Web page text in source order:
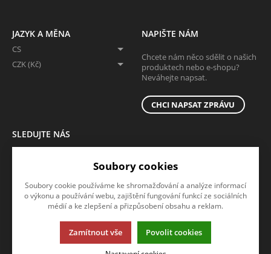
JAZYK A MĚNA
CS
CZK (Kč)
NAPIŠTE NÁM
Chcete nám něco sdělit o našich
produktech nebo e-shopu?
Neváhejte napsat.
CHCI NAPSAT ZPRÁVU
SLEDUJTE NÁS
Tato stránka používá soubory cookies. Klikněte pro více informací.
Soubory cookies
Soubory cookie používáme ke shromažďování a analýze informací
o výkonu a používání webu, zajištění fungování funkcí ze sociálních
médií a ke zlepšení a přizpůsobení obsahu a reklam.
Zamítnout vše Povolit cookies